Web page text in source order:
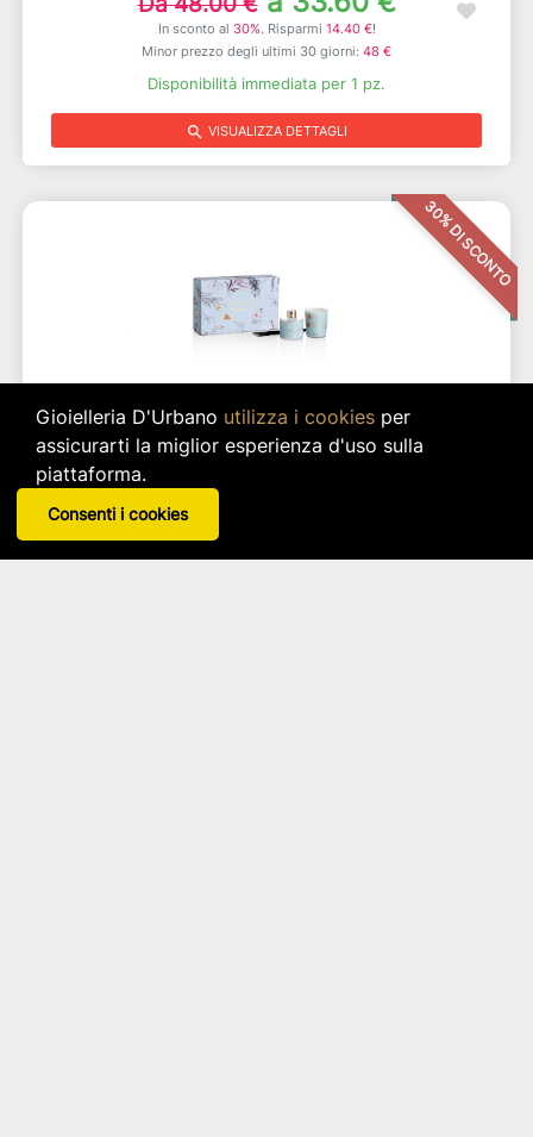
In sconto al 30%. Risparmi 14.40 €!
Minor prezzo degli ultimi 30 giorni: 48 €
Disponibilità immediata per 1 pz.
search VISUALIZZA DETTAGLI
30% DI SCONTO
SET PROFUMATORE E CANDELA PROFUMATA
OTTAVIANI
Gioielleria D'Urbano utilizza i cookiesper
assicurarti la miglior esperienza d'uso sulla
piattaforma.
Consenti i cookies